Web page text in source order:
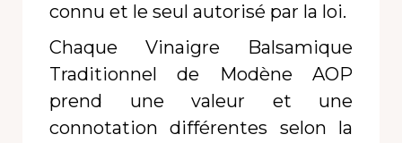
connu et le seul autorisé par la loi.
Chaque Vinaigre Balsamique
Traditionnel de Modène AOP
prend une valeur et une
connotation différentes selon la